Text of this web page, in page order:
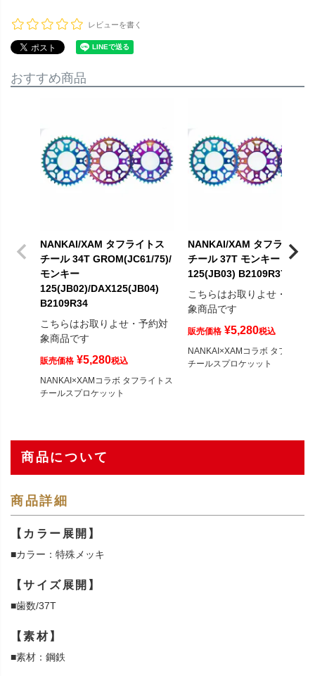
レビューを書く
おすすめ商品
NANKAI/XAM タフライトス
チール 34T GROM(JC61/75)/
モンキー
125(JB02)/DAX125(JB04)
B2109R34
こちらはお取りよせ・予約対
象商品です
販売価格 ¥5,280税込
NANKAI×XAMコラボ タフライトス
チールスプロケッット
NANKAI/XAM タフライトス
チール 37T モンキー
125(JB03) B2109R37
こちらはお取りよせ・予約対
象商品です
販売価格 ¥5,280税込
NANKAI×XAMコラボ タフライト
チールスプロケッット
商品について
商品詳細
【カラー展開】
■カラー：特殊メッキ
【サイズ展開】
■歯数/37T
【素材】
■素材：鋼鉄